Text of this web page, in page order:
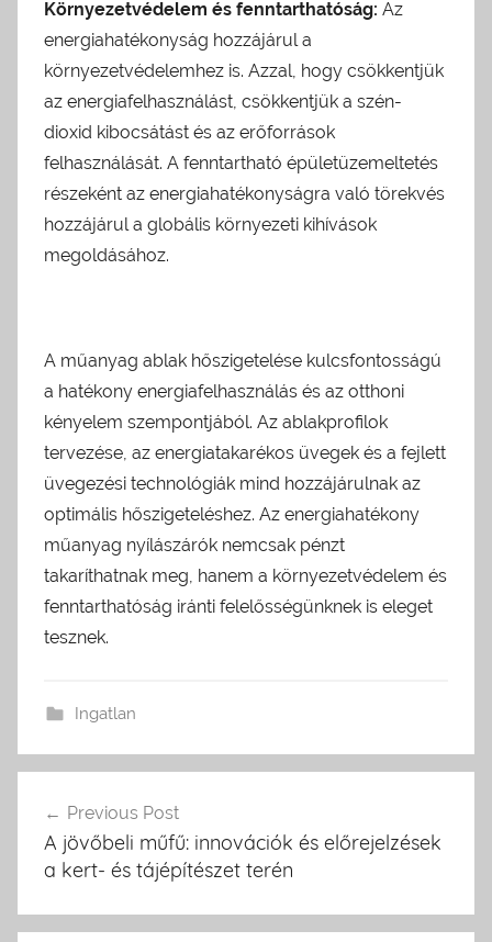
Környezetvédelem és fenntarthatóság: Az
energiahatékonyság hozzájárul a
környezetvédelemhez is. Azzal, hogy csökkentjük
az energiafelhasználást, csökkentjük a szén-
dioxid kibocsátást és az erőforrások
felhasználását. A fenntartható épületüzemeltetés
részeként az energiahatékonyságra való törekvés
hozzájárul a globális környezeti kihívások
megoldásához.
A műanyag ablak hőszigetelése kulcsfontosságú
a hatékony energiafelhasználás és az otthoni
kényelem szempontjából. Az ablakprofilok
tervezése, az energiatakarékos üvegek és a fejlett
üvegezési technológiák mind hozzájárulnak az
optimális hőszigeteléshez. Az energiahatékony
műanyag nyílászárók nemcsak pénzt
takaríthatnak meg, hanem a környezetvédelem és
fenntarthatóság iránti felelősségünknek is eleget
tesznek.
Ingatlan
Bejegyzés
navigáció
Previous Post
A jövőbeli műfű: innovációk és előrejelzések
a kert- és tájépítészet terén